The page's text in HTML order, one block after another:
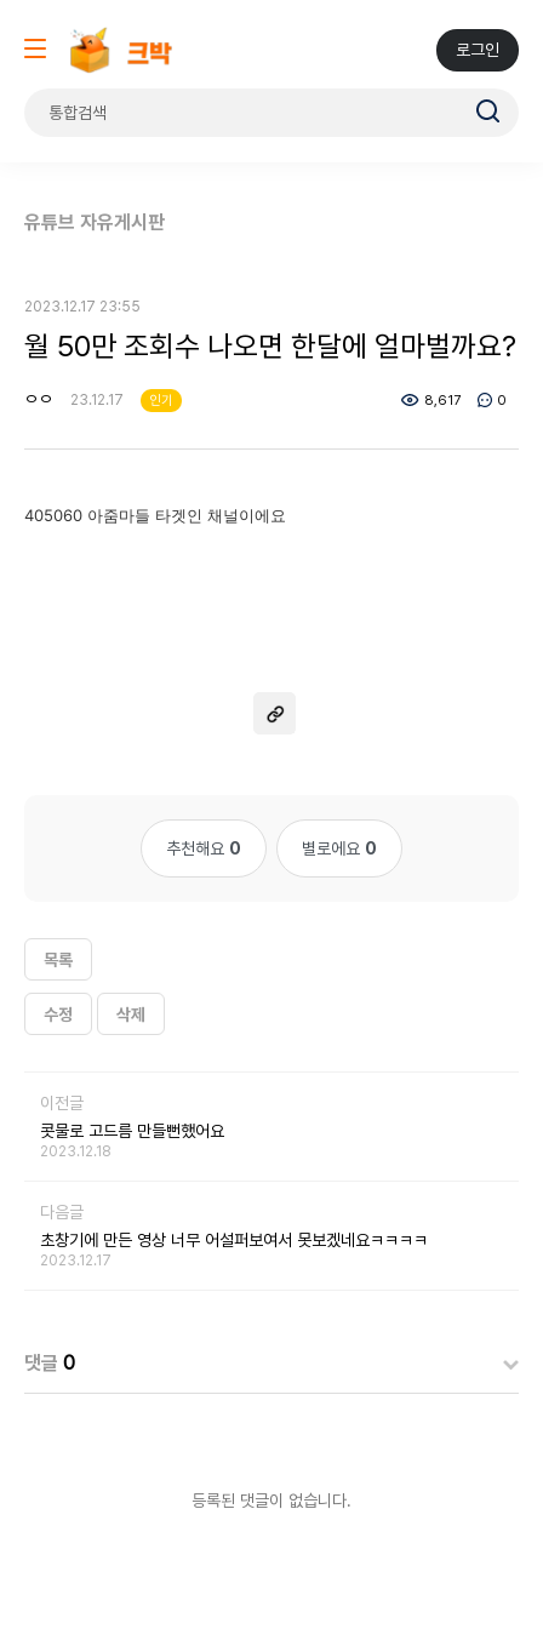
로그인
유튜브 자유게시판
2023.12.17 23:55
월 50만 조회수 나오면 한달에 얼마벌까요?
ㅇㅇ 23.12.17 인기 8,617 0
405060 아줌마들 타겟인 채널이에요
추천해요 0 별로에요 0
목록
수정 삭제
이전글
콧물로 고드름 만들뻔했어요
2023.12.18
다음글
초창기에 만든 영상 너무 어설퍼보여서 못보겠네요ㅋㅋㅋㅋ
2023.12.17
댓글 0
등록된 댓글이 없습니다.